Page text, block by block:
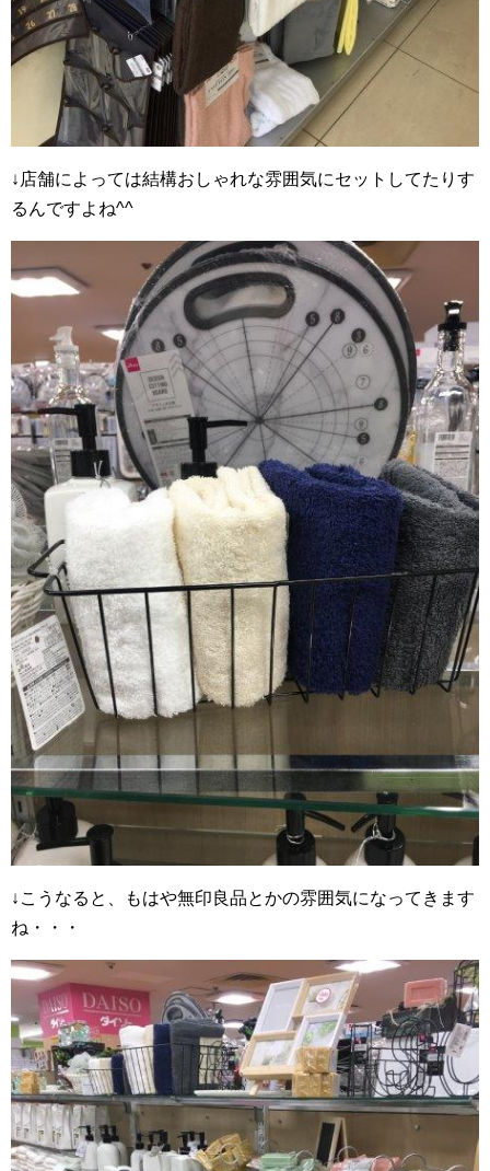
↓店舗によっては結構おしゃれな雰囲気にセットしてたりす
るんですよね^^
↓こうなると、もはや無印良品とかの雰囲気になってきます
ね・・・